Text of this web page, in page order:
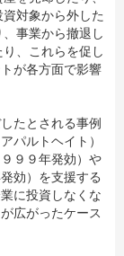
資対象から外した
、事業から撤退し
り、これらを促し
が各方面で影響
たとされる事例
パルトヘイト）
９９年発効）や
効）を支援する
に投資しなくな
広がったケース